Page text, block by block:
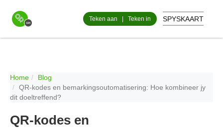
Teken aan Teken in SPYSKAART
Home
Blog
QR-kodes en bemarkingsoutomatisering: Hoe kombineer jy
dit doeltreffend?
QR-kodes en